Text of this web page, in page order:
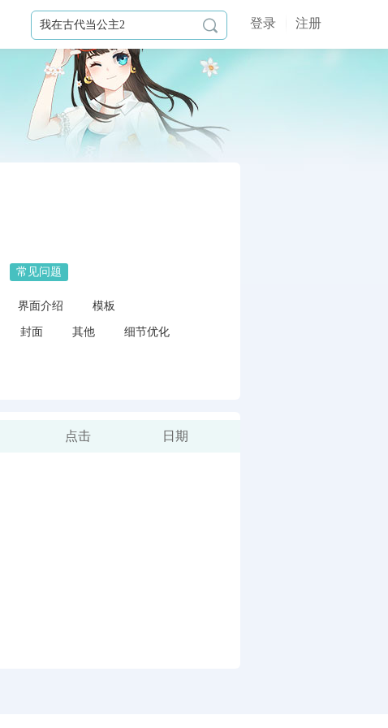
登录 注册

常见问题
界面介绍 模板
封面 其他 细节优化
点击 日期